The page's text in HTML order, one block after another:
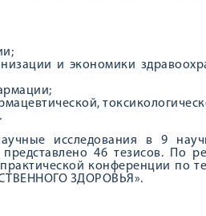
и экономики
исследования в 9
46 тезисов. По
конференции по
ЗДОРОВЬЯ».